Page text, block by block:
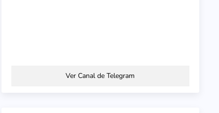
Ver Canal de Telegram